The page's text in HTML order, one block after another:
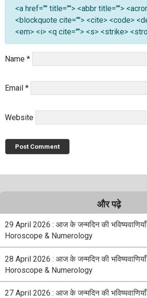
<a href="" title=""> <abbr title="">
<blockquote cite=""> <cite> <code>
<em> <i> <q cite=""> <s> <strike>
Name *
Email *
Website
और पढ़े
29 April 2026 : आज के जन्मदिन की
Horoscope & Numerology
28 April 2026 : आज के जन्मदिन की
Horoscope & Numerology
27 April 2026 : आज के जन्मदिन की